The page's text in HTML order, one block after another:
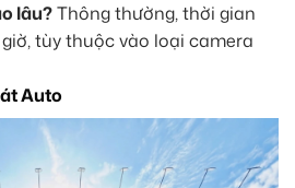
lâu?Thông thường, thời gian
tùy thuộc vào loại camera
Auto